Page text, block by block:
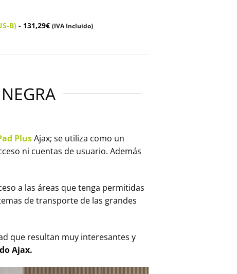
B) - 131,29€ (IVA Incluido)
PlusAjax; se utiliza como un
ni cuentas de usuario. Además
a las áreas que tenga permitidas
de transporte de las grandes
que resultan muy interesantes y
Ajax.